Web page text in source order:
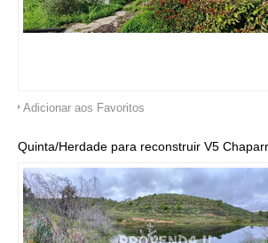
Adicionar aos Favoritos
Quinta/Herdade para reconstruir V5